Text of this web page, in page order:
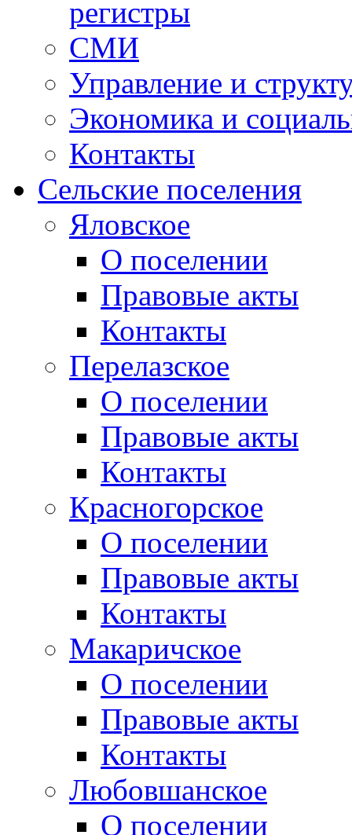
регистры
СМИ
Управление и
Экономика и
Контакты
Сельские поселения
Яловское
О поселении
Правовые акты
Контакты
Перелазское
О поселении
Правовые акты
Контакты
Красногорское
О поселении
Правовые акты
Контакты
Макаричское
О поселении
Правовые акты
Контакты
Любовшанское
О поселении